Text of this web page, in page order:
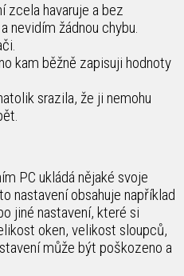
zcela havaruje a bez
nevidím žádnou chybu.
kam běžně zapisuji hodnoty
srazila, že ji nemohu
PC ukládá nějaké svoje
nastavení obsahuje například
jiné nastavení, které si
oken, velikost sloupců,
může být poškozeno a